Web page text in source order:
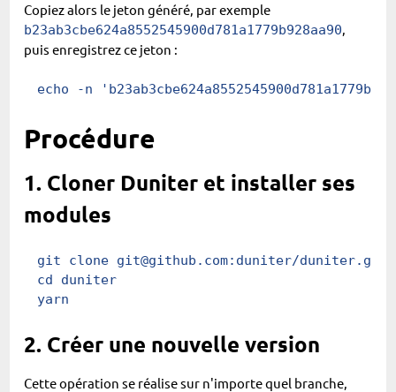
Copiez alors le jeton généré, par exemple
b23ab3cbe624a8552545900d781a1779b928aa90,
puis enregistrez ce jeton :
echo -n
Procédure
1. Cloner Duniter et installer ses
modules
git clone git@github.com:duniter/duniter.git
cd duniter
yarn
2. Créer une nouvelle version
Cette opération se réalise sur n'importe quel branche,